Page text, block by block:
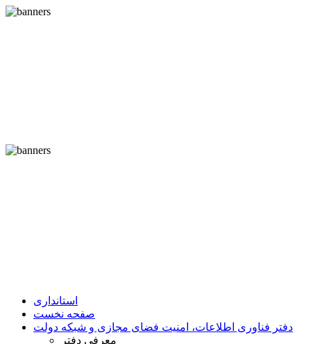
استانداری
صفحه نخست
دفتر فناوری اطلاعات، امنیت فضای مجازی و شبکه دولت
معرفی دفتر